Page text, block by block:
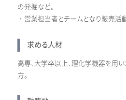
の発掘など。
・営業担当者とチームとなり販売活
求める人材
高専、大学卒以上、理化学機器を用
方。